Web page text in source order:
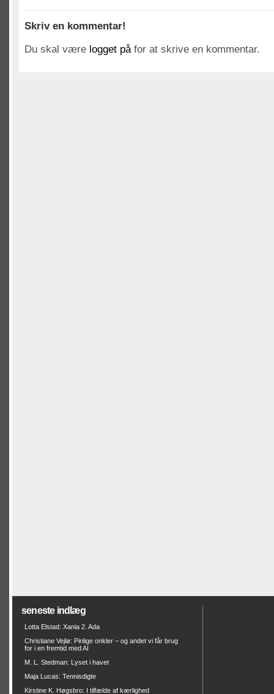
Skriv en kommentar!
Du skal være logget påfor at skrive en kommentar.
seneste indlæg
Lotta Elstad: Xania 2. Ada
Christiane Vejlø: Pinlige onkler – og andet vi får brug
for i en fremtid med AI
M. L. Stedman: Lyset i havet
Maja Lucas: Tennisdigte
Kirstine K. Høgsbro: I tilfælde af kærlighed